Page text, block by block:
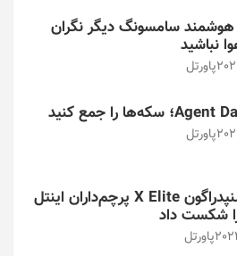
سامسونگ دیگر نگران
نباشید
پاورتل
پاورتل
تراشه اسنپدراگون X Elite پرچم‌داران اینتل
پاورتل